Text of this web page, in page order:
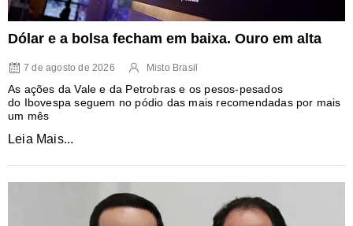
Dólar e a bolsa fecham em baixa. Ouro em alta
7 de agosto de 2026 Misto Brasil
As ações da Vale e da Petrobras e os pesos-pesados
do Ibovespa seguem no pódio das mais recomendadas por mais
um mês
Leia Mais...